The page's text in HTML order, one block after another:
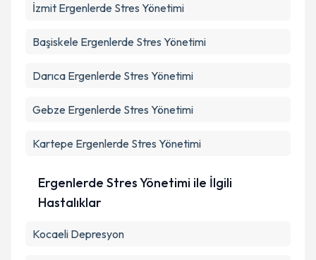
Metni'ni okudum ve kişisel verilerimin belirtilen
İzmit Ergenlerde Stres Yönetimi
Başiskele Ergenlerde Stres Yönetimi
Darıca Ergenlerde Stres Yönetimi
Gebze Ergenlerde Stres Yönetimi
Kartepe Ergenlerde Stres Yönetimi
Ergenlerde Stres Yönetimi ile İlgili
Hastalıklar
Kocaeli Depresyon